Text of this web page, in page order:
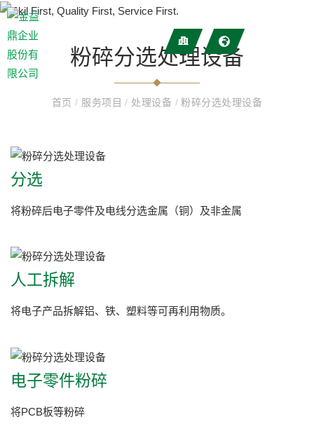
粉碎分选处理设备
首页/ 服务项目/ 处理设备 / 粉碎分选处理设备
分选
将粉碎后电子零件及电线分选金属（铜）及非金属
人工拆解
将电子产品拆解铝、铁、塑料等可再利用物质。
电子零件粉碎
将PCB板等粉碎